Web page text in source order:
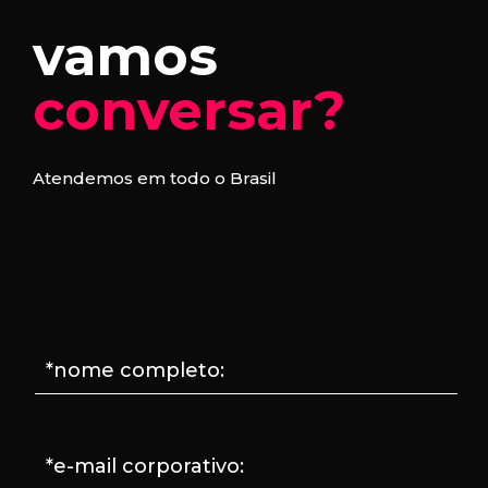
vamos
conversar?
Atendemos em todo o Brasil
*nome completo:
*e-mail corporativo: